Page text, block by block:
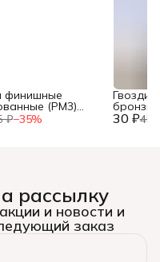
₽−35%
финишные
(РМ3)
гр. (фасовка) 30 ₽45
Гвозди
рассылку
и новости и
заказ